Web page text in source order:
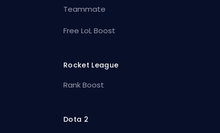
Teammate
Free LoL Boost
Rocket League
Rank Boost
Dota 2